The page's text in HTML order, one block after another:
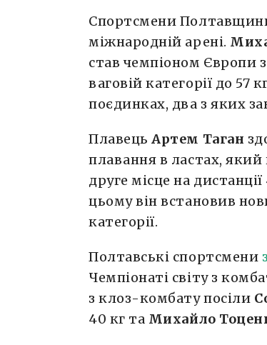
Спортсмени
міжнародній арені.
став чемпіоном Європи
ваговій категорії до 57
поєдинках, два з яких
ПлавецьАртем Таган
плавання в ластах,
друге місце на
цьому він встановив
категорії.
Полтавські спортсмени
Чемпіонаті світу з
з клоз-комбату посіли
40 кг та Михайло